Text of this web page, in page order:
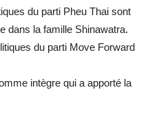
du parti Pheu Thai sont
dans la famille Shinawatra.
du parti Move Forward
intègre qui a apporté la